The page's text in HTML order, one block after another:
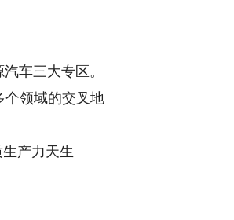
车三大专区。
个领域的交叉地
产力天生